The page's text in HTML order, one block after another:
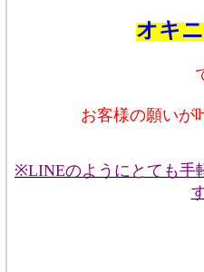
オキ
お客様の願いが
※LINEのようにとても手